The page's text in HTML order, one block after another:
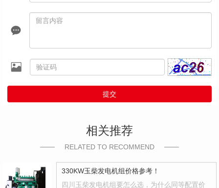
提交
相关推荐
RELATED TO RECOMMEND
330KW玉柴发电机组价格参考！
四川玉柴发电机组要怎么选，为什么同等配置价